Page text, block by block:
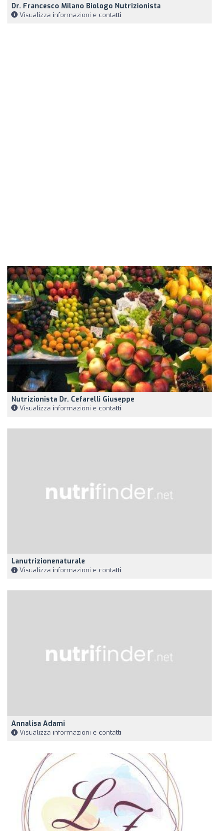
Dr. Francesco Milano Biologo Nutrizionista
Visualizza informazioni e contatti
Nutrizionista Dr. Cefarelli Giuseppe
Visualizza informazioni e contatti
Lanutrizionenaturale
Visualizza informazioni e contatti
Annalisa Adami
Visualizza informazioni e contatti